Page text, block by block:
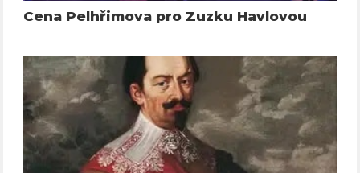
Cena Pelhřimova pro Zuzku Havlovou